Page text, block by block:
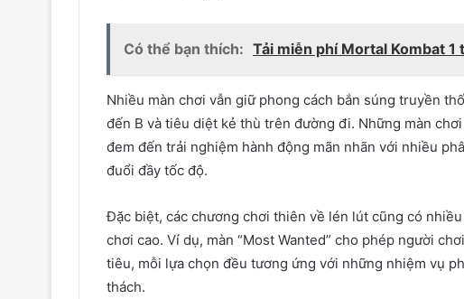
Có thể bạn thích: Tải miễn phí Mortal Kombat 1
Nhiều màn chơi vẫn giữ phong cách bắn súng truyền
đến B và tiêu diệt kẻ thù trên đường đi. Những màn chơi
đem đến trải nghiệm hành động mãn nhãn với nhiều
đuổi đầy tốc độ.
Đặc biệt, các chương chơi thiên về lén lút cũng có
chơi cao. Ví dụ, màn “Most Wanted” cho phép người
tiêu, mỗi lựa chọn đều tương ứng với những nhiệm vụ
thách.